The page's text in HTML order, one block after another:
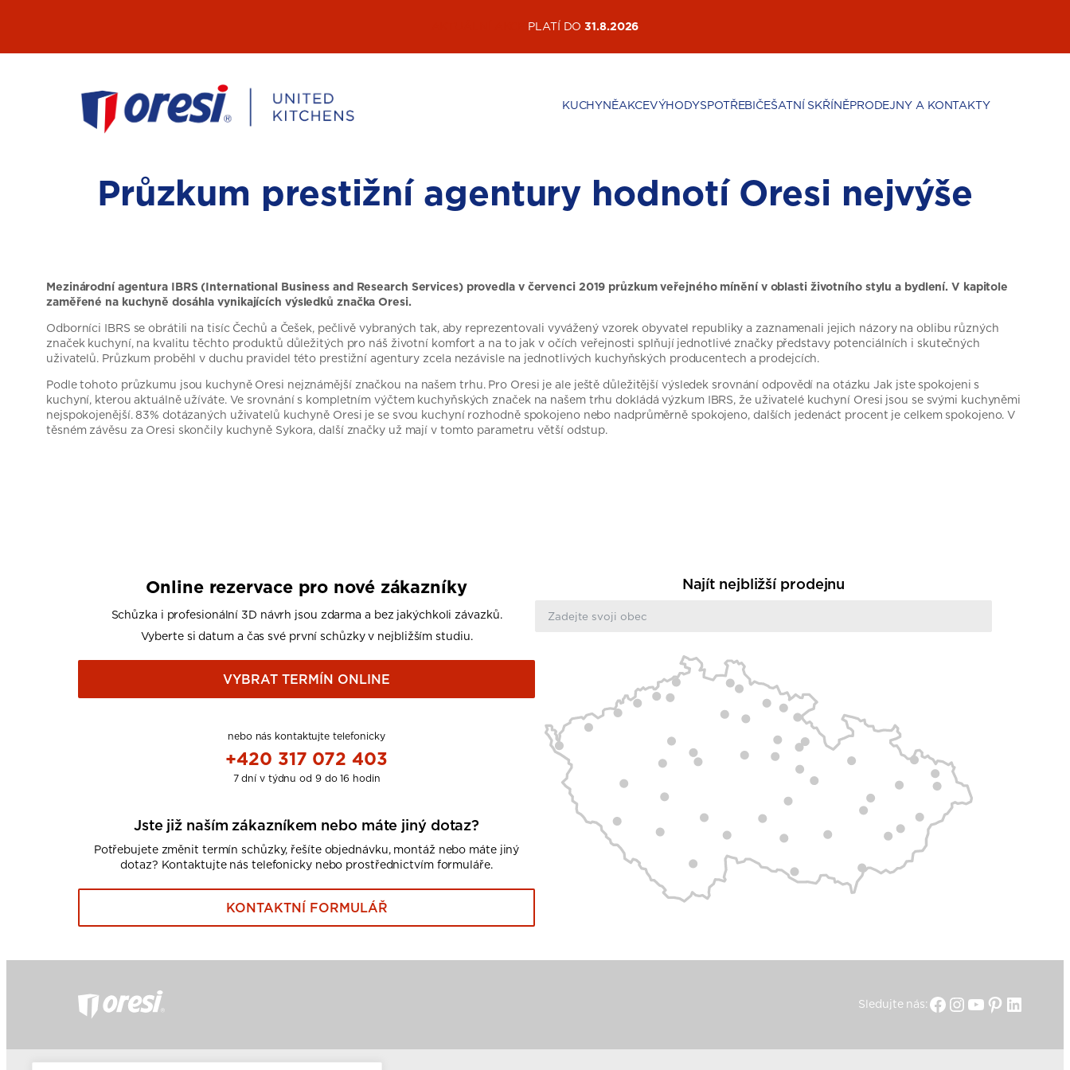
PLATÍ DO31.8.2026
KUCHYNĚAKCEVÝHODYSPOTŘEBIČEŠATNÍ SKŘÍNĚPRODEJNY A KONTAKTY
Průzkum prestižní agentury hodnotí Oresi nejvýše
Mezinárodní agentura IBRS (International Business and Research Services) provedla v červenci 2019 průzkum veřejného mínění v oblasti životního stylu a bydlení. V kapitole
zaměřené na kuchyně dosáhla vynikajících výsledků značka Oresi.
Odborníci IBRS se obrátili na tisíc Čechů a Češek, pečlivě vybraných tak, aby reprezentovali vyvážený vzorek obyvatel republiky a zaznamenali jejich názory na oblibu různých
značek kuchyní, na kvalitu těchto produktů důležitých pro náš životní komfort a na to jak v očích veřejnosti splňují jednotlivé značky představy potenciálních i skutečných
uživatelů. Průzkum proběhl v duchu pravidel této prestižní agentury zcela nezávisle na jednotlivých kuchyňských producentech a prodejcích.
Podle tohoto průzkumu jsou kuchyně Oresi nejznámější značkou na našem trhu. Pro Oresi je ale ještě důležitější výsledek srovnání odpovědí na otázku Jak jste spokojeni s
kuchyní, kterou aktuálně užíváte. Ve srovnání s kompletním výčtem kuchyňských značek na našem trhu dokládá výzkum IBRS, že uživatelé kuchyní Oresi jsou se svými kuchyněmi
nejspokojenější. 83% dotázaných uživatelů kuchyně Oresi je se svou kuchyní rozhodně spokojeno nebo nadprůměrně spokojeno, dalších jedenáct procent je celkem spokojeno. V
těsném závěsu za Oresi skončily kuchyně Sykora, další značky už mají v tomto parametru větší odstup.
Online rezervace pro nové zákazníky
Schůzka i profesionální 3D návrh jsou zdarma a bez jakýchkoli závazků.
Vyberte si datum a čas své první schůzky v nejbližším studiu.
VYBRAT TERMÍN ONLINE
nebo nás kontaktujte telefonicky
+420 317 072 403
7 dní v týdnu od 9 do 16 hodin
Jste již naším zákazníkem nebo máte jiný dotaz?
Potřebujete změnit termín schůzky, řešíte objednávku, montáž nebo máte jiný
dotaz? Kontaktujte nás telefonicky nebo prostřednictvím formuláře.
KONTAKTNÍ FORMULÁŘ
Najít nejbližší prodejnu
Sledujte nás: Facebook
Instagram
YouTube
Pinterest